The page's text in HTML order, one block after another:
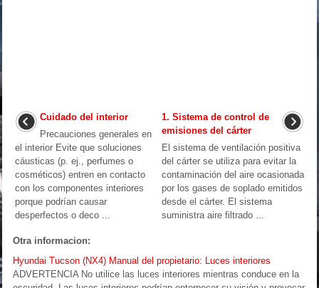
Cuidado del interior
Precauciones generales en
el interior Evite que soluciones
cáusticas (p. ej., perfumes o
cosméticos) entren en contacto
con los componentes interiores
porque podrían causar
desperfectos o deco ...
1. Sistema de control de
emisiones del cárter
El sistema de ventilación positiva
del cárter se utiliza para evitar la
contaminación del aire ocasionada
por los gases de soplado emitidos
desde el cárter. El sistema
suministra aire filtrado ...
Otra informacion:
Hyundai Tucson (NX4) Manual del propietario: Luces interiores
ADVERTENCIA No utilice las luces interiores mientras conduce en la